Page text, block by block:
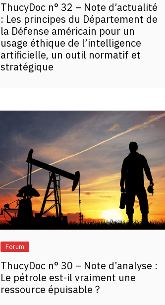
ThucyDoc n° 32 – Note d’actualité
: Les principes du Département de
la Défense américain pour un
usage éthique de l’intelligence
artificielle, un outil normatif et
stratégique
Forum
ThucyDoc n° 30 – Note d’analyse :
Le pétrole est-il vraiment une
ressource épuisable ?